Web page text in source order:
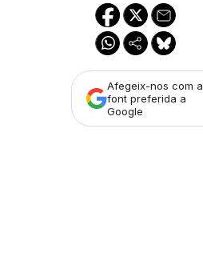
Afegeix-nos com a
font preferida a
Google